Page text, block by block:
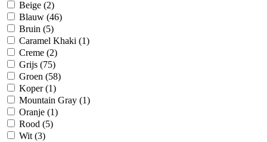
Beige (2)
Blauw (46)
Bruin (5)
Caramel Khaki (1)
Creme (2)
Grijs (75)
Groen (58)
Koper(1)
Mountain Gray (1)
Oranje (1)
Rood (5)
Wit (3)